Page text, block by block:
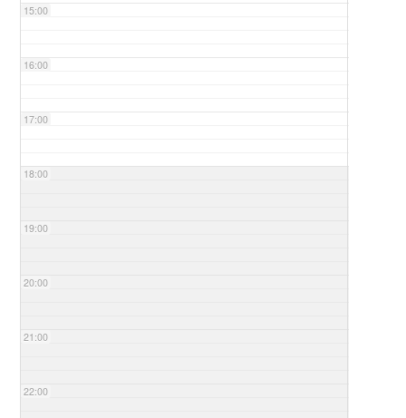
15:00
16:00
17:00
18:00
19:00
20:00
21:00
22:00